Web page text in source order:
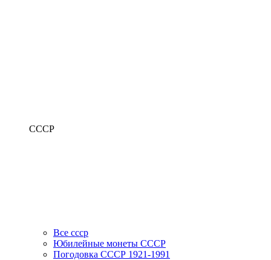
СССР
Все ссср
Юбилейные монеты СССР
Погодовка СССР 1921-1991